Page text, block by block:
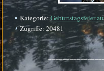
Kategorie:Geburtstagsfeier
Zugriffe: 20481